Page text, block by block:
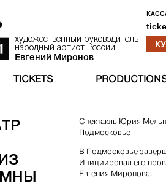
художественный руководитель
народный артист России
Евгений Миронов
TICKETS
Спектакль Юрия
Подмосковье
В Подмосковье
Инициировал его
Евгения Миронова.